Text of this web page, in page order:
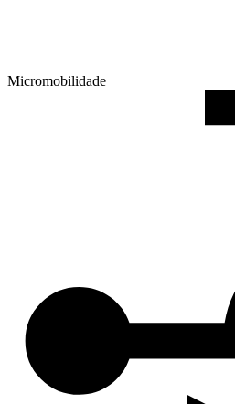
Micromobilidade